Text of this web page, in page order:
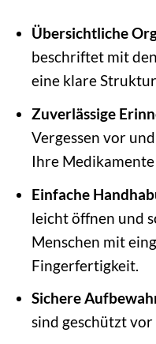
Übersichtliche
beschriftet mit
eine klare
Zuverlässige
Vergessen vor
Ihre
Einfache
leicht öffnen und
Menschen mit
Fingerfertigkeit.
Sichere
sind geschützt